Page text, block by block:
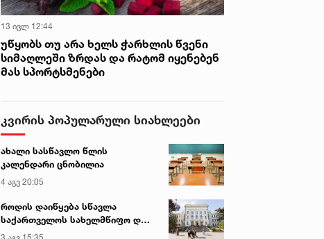
13 ივლ 12:44
უწყობს თუ არა ხელს ჭარხლის წვენი
სიმაღლეში ზრდას და რატომ იყენებენ
მას სპორტსმენები
კვირის პოპულარული სიახლეები
ახალი სასწავლო წლის
კალენდარი ცნობილია
4 აგვ 20:05
როდის დაიწყება სწავლა
საქართველოს სახელმწიფო და
კერძო უნივერსიტეტებში